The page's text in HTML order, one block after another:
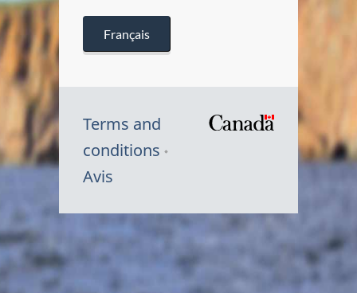
Français
Terms and
conditions
Avis
Symbole
Canada